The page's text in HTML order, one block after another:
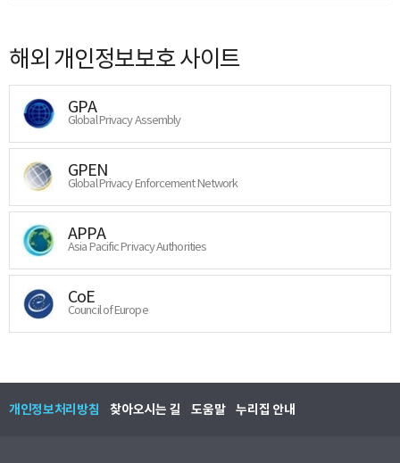
해외 개인정보보호 사이트
GPA
Global Privacy Assembly
GPEN
Global Privacy Enforcement Network
APPA
Asia Pacific Privacy Authorities
CoE
Council of Europe
개인정보처리방침 찾아오시는 길 도움말 누리집 안내